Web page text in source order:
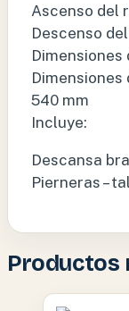
Ascenso del
Descenso
Dimensiones
540 mm
Incluye:
Descansa
Pierneras –
Productos